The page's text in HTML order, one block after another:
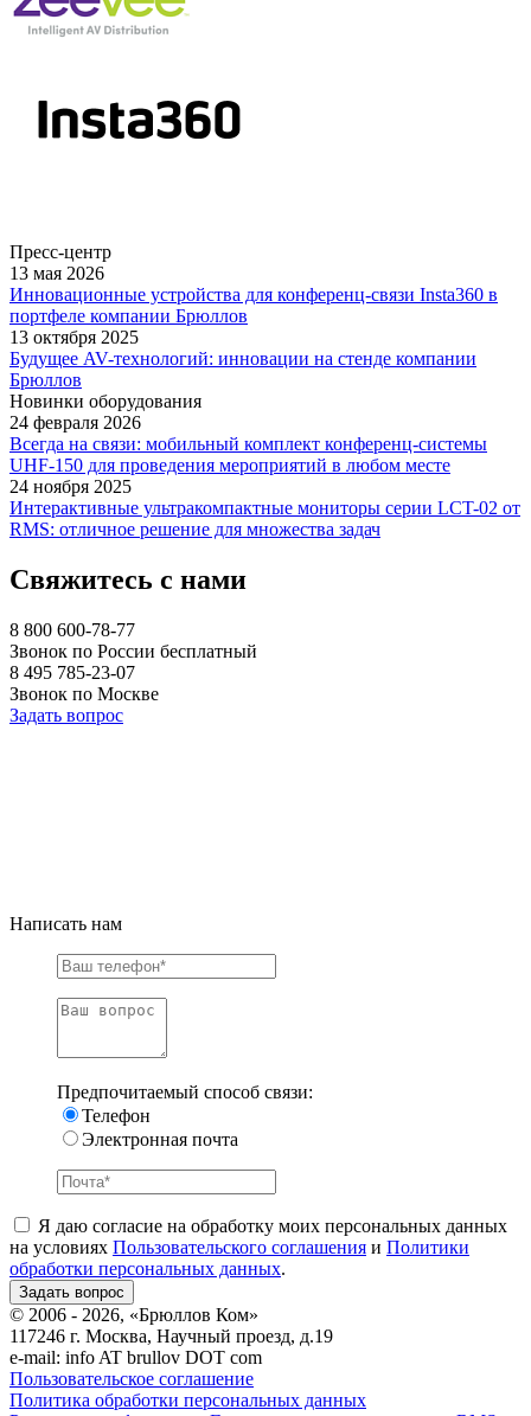
Пресс-центр
13 мая 2026
Инновационные устройства для конференц-связи Insta360 в
портфеле компании Брюллов
13 октября 2025
Будущее AV-технологий: инновации на стенде компании
Брюллов
Новинки оборудования
24 февраля 2026
Всегда на связи: мобильный комплект конференц-системы
UHF-150 для проведения мероприятий в любом месте
24 ноября 2025
Интерактивные ультракомпактные мониторы серии LCT-02 от
RMS: отличное решение для множества задач
Свяжитесь с нами
8 800 600-78-77
Звонок по России бесплатный
8 495 785-23-07
Звонок по Москве
Задать вопрос
Написать нам
Предпочитаемый способ связи:
Телефон
Электронная почта
Я даю согласие на обработку моих персональных данных
на условиях Пользовательского соглашения и Политики
обработки персональных данных.
© 2006 - 2026, «Брюллов Ком»
117246 г. Москва, Научный проезд, д.19
e-mail: info AT brullov DOT com
Пользовательское соглашение
Политика обработки персональных данных